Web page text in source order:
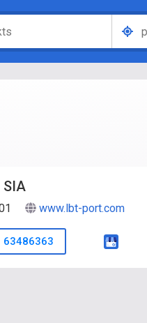
SIA
www.lbt-port.com
63486363